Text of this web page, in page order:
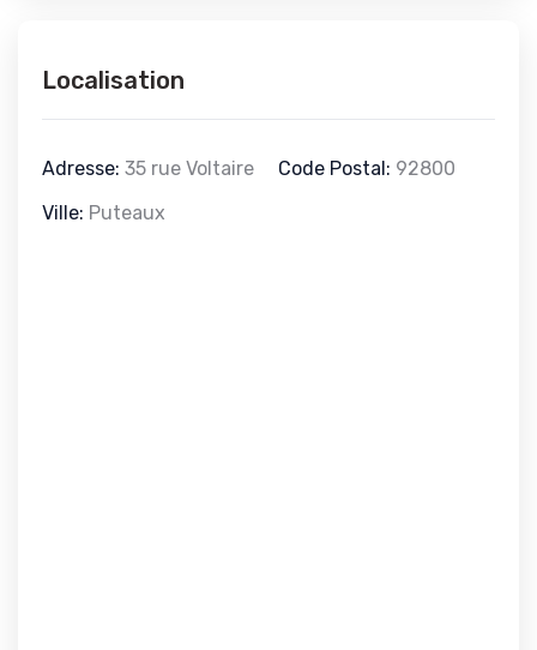
Localisation
Adresse: 35 rue Voltaire Code Postal: 92800
Ville: Puteaux